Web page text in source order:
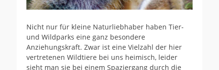
Nicht nur für kleine Naturliebhaber haben Tier-
und Wildparks eine ganz besondere
Anziehungskraft. Zwar ist eine Vielzahl der hier
vertretenen Wildtiere bei uns heimisch, leider
sieht man sie bei einem Spaziergang durch die